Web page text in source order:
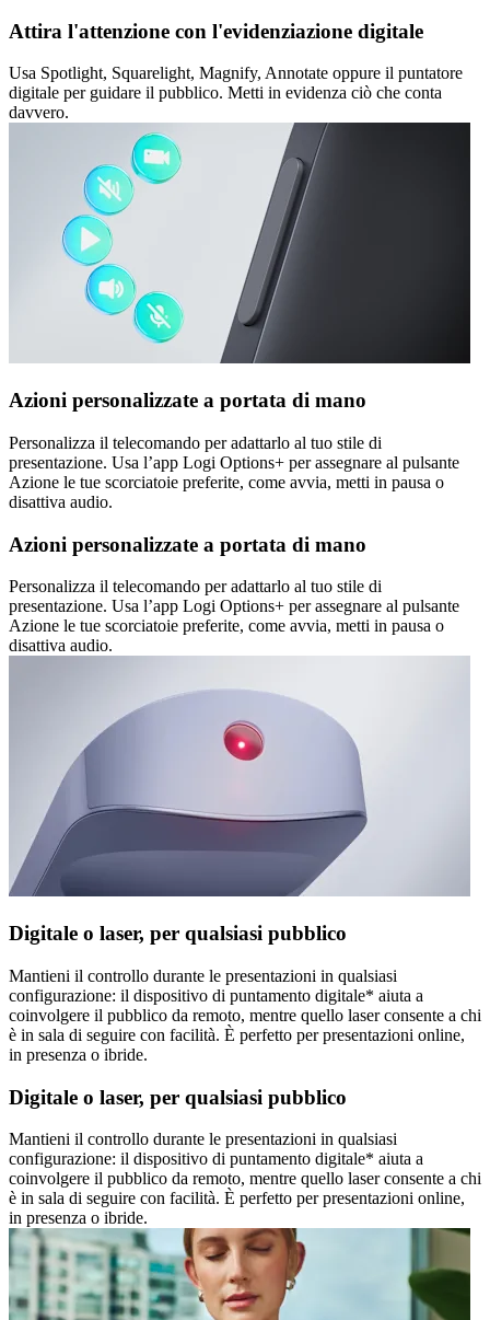
Attira l'attenzione con l'evidenziazione digitale
Usa Spotlight, Squarelight, Magnify, Annotate oppure il puntatore
digitale per guidare il pubblico. Metti in evidenza ciò che conta
davvero.
Azioni personalizzate a portata di mano
Personalizza il telecomando per adattarlo al tuo stile di
presentazione. Usa l’app Logi Options+ per assegnare al pulsante
Azione le tue scorciatoie preferite, come avvia, metti in pausa o
disattiva audio.
Azioni personalizzate a portata di mano
Personalizza il telecomando per adattarlo al tuo stile di
presentazione. Usa l’app Logi Options+ per assegnare al pulsante
Azione le tue scorciatoie preferite, come avvia, metti in pausa o
disattiva audio.
Digitale o laser, per qualsiasi pubblico
Mantieni il controllo durante le presentazioni in qualsiasi
configurazione: il dispositivo di puntamento digitale* aiuta a
coinvolgere il pubblico da remoto, mentre quello laser consente a chi
è in sala di seguire con facilità. È perfetto per presentazioni online,
in presenza o ibride.
Digitale o laser, per qualsiasi pubblico
Mantieni il controllo durante le presentazioni in qualsiasi
configurazione: il dispositivo di puntamento digitale* aiuta a
coinvolgere il pubblico da remoto, mentre quello laser consente a chi
è in sala di seguire con facilità. È perfetto per presentazioni online,
in presenza o ibride.